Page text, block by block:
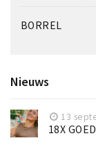
BORREL
Nieuws
13
18X